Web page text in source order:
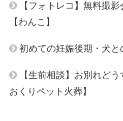
【フォトレコ】無料撮
【わんこ】
初めての妊娠後期・犬と
【生前相談】お別れど
おくりペット火葬】